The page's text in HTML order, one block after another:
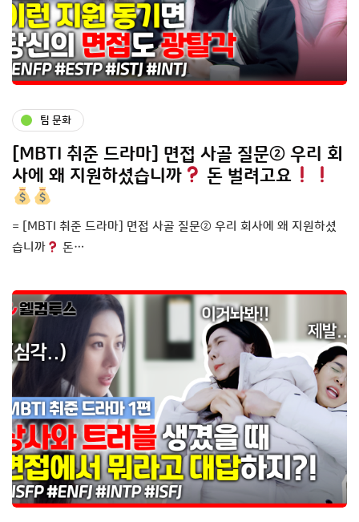
팀 문화
[MBTI 취준 드라마] 면접 사골 질문② 우리 회
사에 왜 지원하셨습니까
돈 벌려고요
= [MBTI 취준 드라마] 면접 사골 질문② 우리 회사에 왜 지원하셨
습니까
돈…